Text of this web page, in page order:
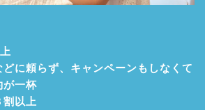
どに頼らず、キャンペーンもしなくて
が一杯
割以上